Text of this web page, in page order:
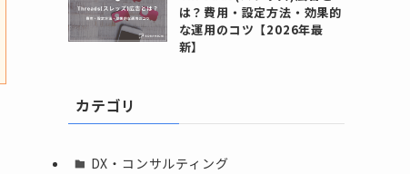
は？費用・設定方法・効果的
な運用のコツ【2026年最
新】
カテゴリ
DX・コンサルティング